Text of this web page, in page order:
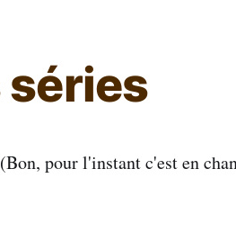
séries
pour l'instant c'est en